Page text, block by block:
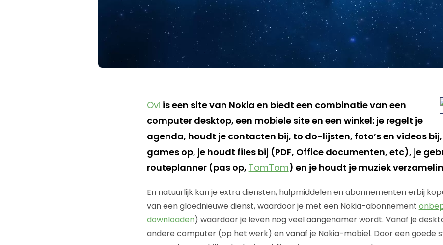
Ovi is een site van Nokia en biedt een combinatie van een
computer desktop, een mobiele site en een winkel: je regelt je
agenda, houdt je contacten bij, to do-lijsten, foto’s en videos bij,
games op, je houdt files bij (PDF, Office documenten, etc), je
routeplanner (pas op, TomTom) en je houdt je muziek
En natuurlijk kan je extra diensten, hulpmiddelen en abonnementen erbij
van een gloednieuwe dienst, waardoor je met een Nokia-abonnement
downloaden) waardoor je leven nog veel aangenamer wordt. Vanaf je
andere computer (op het werk) en vanaf je Nokia-mobiel. Door een goede